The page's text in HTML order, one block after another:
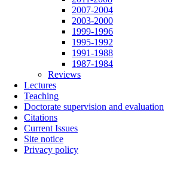
2007-2004
2003-2000
1999-1996
1995-1992
1991-1988
1987-1984
Reviews
Lectures
Teaching
Doctorate supervision and evaluation
Citations
Current Issues
Site notice
Privacy policy